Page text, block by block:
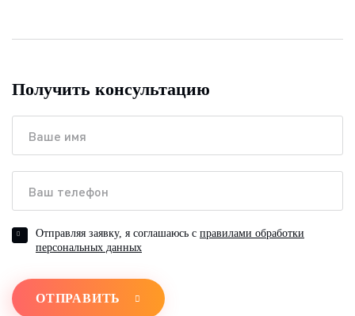
Получить консультацию
Отправляя заявку, я соглашаюсь с правилами обработки
персональных данных
ОТПРАВИТЬ